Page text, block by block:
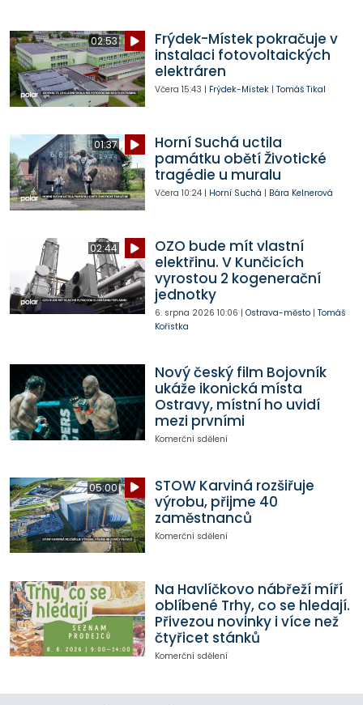
02:53
Frýdek-Místek pokračuje v
instalaci fotovoltaických
elektráren
Včera 15:43 | Frýdek-Místek| Tomáš Tikal
01:37
Horní Suchá uctila
památku obětí Životické
tragédie u muralu
Včera 10:24| Horní Suchá | Bára Kelnerová
02:44
OZO bude mít vlastní
elektřinu. V Kunčicích
vyrostou 2 kogenerační
jednotky
6. srpna 2026 10:06 | Ostrava-město| Tomáš
Kořistka
Nový český film Bojovník
ukáže ikonická místa
Ostravy, místní ho uvidí
mezi prvními
Komerční sdělení
05:00
STOW Karviná rozšiřuje
výrobu, přijme 40
zaměstnanců
Komerční sdělení
Na Havlíčkovo nábřeží míří
oblíbené Trhy, co se hledají.
Přivezou novinky i více než
čtyřicet stánků
Komerční sdělení